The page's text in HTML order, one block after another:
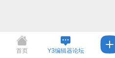
首页 Y3编辑器论坛